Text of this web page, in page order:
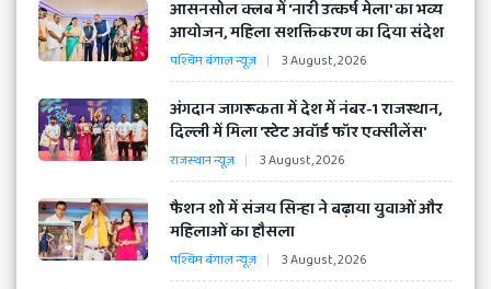
India
​आसनसोल क्लब में 'नारी उत्कर्ष मेला' का भव्य
आयोजन, महिला सशक्तिकरण का दिया संदेश
पश्चिम बंगाल न्यूज़ 3 August, 2026
अंगदान जागरूकता में देश में नंबर-1 राजस्थान,
दिल्ली में मिला 'स्टेट अवॉर्ड फॉर एक्सीलेंस'
राजस्थान न्यूज़ 3 August, 2026
​फैशन शो में संजय सिन्हा ने बढ़ाया युवाओं और
महिलाओं का हौसला
पश्चिम बंगाल न्यूज़ 3 August, 2026